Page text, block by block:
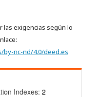
las exigencias según lo
by-nc-nd/4.0/deed.es
Indexes: 2